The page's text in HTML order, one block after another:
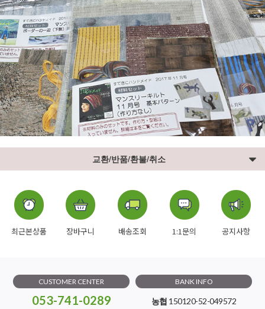
교환/반품/환불/취소
최근본상품 장바구니 배송조회 1:1문의 공지사항
CUSTOMER CENTER
053-741-0289
BANK INFO
농협 150120-52-049572